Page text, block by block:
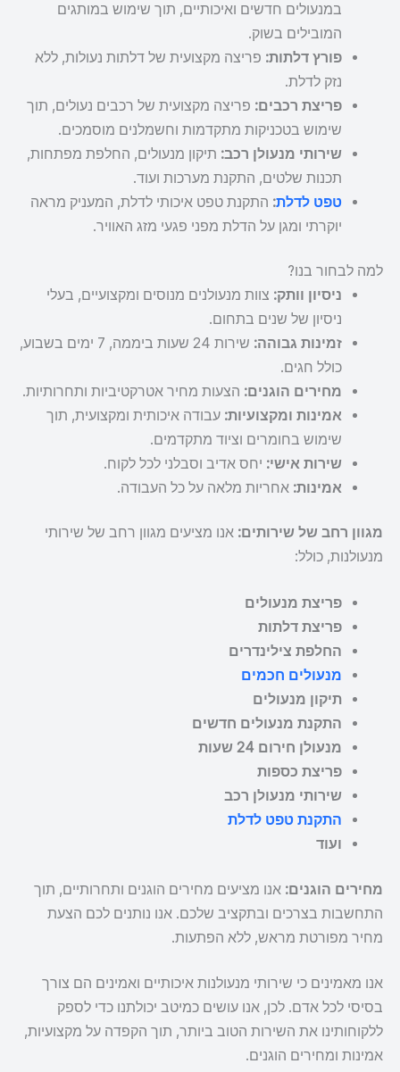
במנעולים חדשים ואיכותיים, תוך שימוש במותגים
המובילים בשוק.
פורץ דלתות: פריצה מקצועית של דלתות נעולות, ללא
נזק לדלת.
פריצת רכבים: פריצה מקצועית של רכבים נעולים, תוך
שימוש בטכניקות מתקדמות וחשמלנים מוסמכים.
שירותי מנעולן רכב: תיקון מנעולים, החלפת מפתחות,
תכנות שלטים, התקנת מערכות ועוד.
טפט לדלת: התקנת טפט איכותי לדלת, המעניק מראה
יוקרתי ומגן על הדלת מפני פגעי מזג האוויר.
למה לבחור בנו?
ניסיון וותק: צוות מנעולנים מנוסים ומקצועיים, בעלי
ניסיון של שנים בתחום.
זמינות גבוהה:
שירות 24 שעות ביממה, 7 ימים בשבוע,
כולל חגים.
מחירים הוגנים: הצעות מחיר אטרקטיביות ותחרותיות.
אמינות ומקצועיות: עבודה איכותית ומקצועית, תוך
שימוש בחומרים וציוד מתקדמים.
שירות אישי: יחס אדיב וסבלני לכל לקוח.
אמינות: אחריות מלאה על כל העבודה.
מגוון רחב של שירותים: אנו מציעים מגוון רחב של שירותי
מנעולנות, כולל:
פריצת מנעולים
פריצת דלתות
החלפת צילינדרים
מנעולים חכמים
תיקון מנעולים
התקנת מנעולים חדשים
מנעולן חירום 24 שעות
פריצת כספות
שירותי מנעולן רכב
התקנת טפט לדלת
ועוד
מחירים הוגנים: אנו מציעים מחירים הוגנים ותחרותיים, תוך
התחשבות בצרכים ובתקציב שלכם. אנו נותנים לכם הצעת
מחיר מפורטת מראש, ללא הפתעות.
אנו מאמינים כי שירותי מנעולנות איכותיים ואמינים הם צורך
בסיסי לכל אדם. לכן, אנו עושים כמיטב יכולתנו כדי לספק
ללקוחותינו את השירות הטוב ביותר, תוך הקפדה על מקצועיות,
אמינות ומחירים הוגנים.